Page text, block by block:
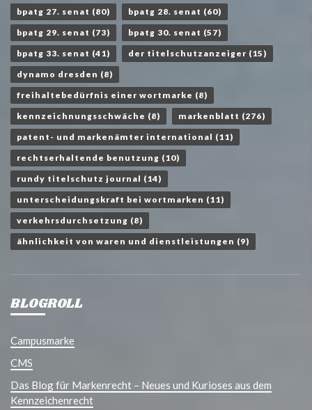
bpatg 27. senat (80) bpatg 28. senat (60)
bpatg 29. senat (73) bpatg 30. senat (57)
bpatg 33. senat (41) der titelschutzanzeiger (15)
dynamo dresden (8)
freihaltebedürfnis einer wortmarke (8)
kennzeichnungsschwäche (8) markenblatt (276)
patent- und markenämter international (11)
rechtserhaltende benutzung (10)
rundy titelschutz journal (14)
unterscheidungskraft bei wortmarken (11)
verkehrsdurchsetzung (8)
ähnlichkeit von waren und dienstleistungen (9)
BLOGROLL
Campusmarke
CMS
Das Blog für Markenrecht – Neues und Kurioses aus dem
Kennzeichenrecht